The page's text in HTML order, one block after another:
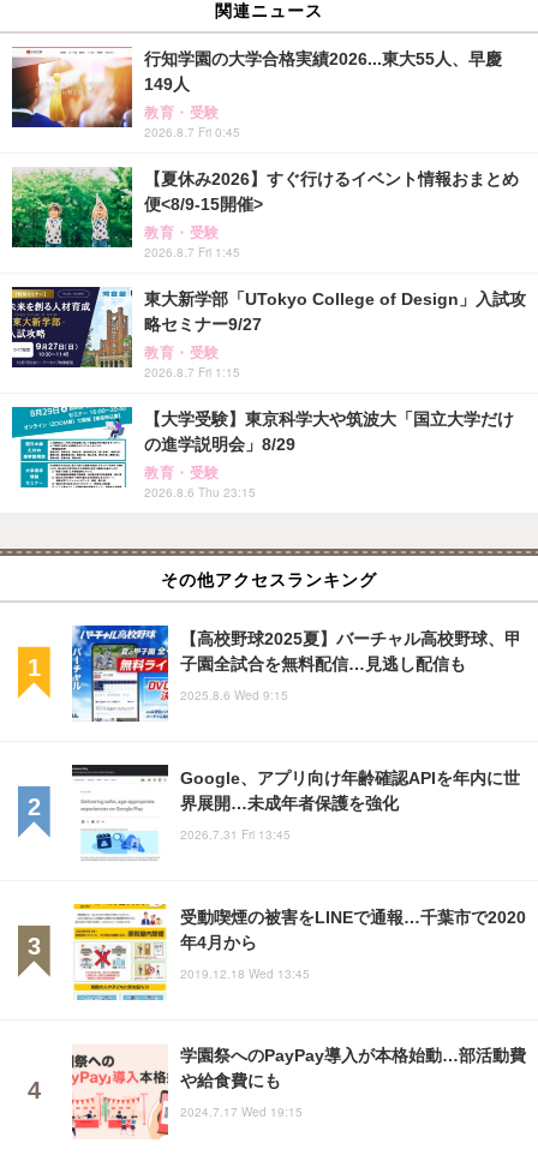
関連ニュース
行知学園の大学合格実績2026...東大55人、早慶
149人
教育・受験
2026.8.7 Fri 0:45
【夏休み2026】すぐ行けるイベント情報おまとめ
便<8/9-15開催>
教育・受験
2026.8.7 Fri 1:45
東大新学部「UTokyo College of Design」入試攻
略セミナー9/27
教育・受験
2026.8.7 Fri 1:15
【大学受験】東京科学大や筑波大「国立大学だけ
の進学説明会」8/29
教育・受験
2026.8.6 Thu 23:15
その他アクセスランキング
【高校野球2025夏】バーチャル高校野球、甲
子園全試合を無料配信…見逃し配信も
2025.8.6 Wed 9:15
Google、アプリ向け年齢確認APIを年内に世
界展開…未成年者保護を強化
2026.7.31 Fri 13:45
受動喫煙の被害をLINEで通報…千葉市で2020
年4月から
2019.12.18 Wed 13:45
学園祭へのPayPay導入が本格始動…部活動費
や給食費にも
2024.7.17 Wed 19:15